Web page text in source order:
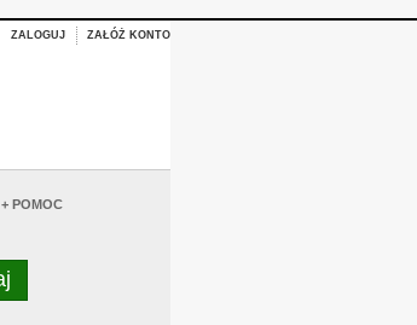
ZALOGUJ ZAŁÓŻ KONTO
+ POMOC